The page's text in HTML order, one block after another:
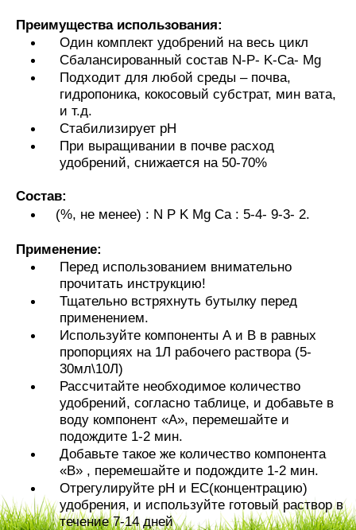
Преимущества использования:
Один комплект удобрений на весь цикл
Сбалансированный состав N-P- K-Ca- Mg
Подходит для любой среды – почва,
гидропоника, кокосовый субстрат, мин вата,
и т.д.
Стабилизирует рН
При выращивании в почве расход
удобрений, снижается на 50-70%
Состав:
(%, не менее) : N P K Mg Ca : 5-4- 9-3- 2.
Применение:
Перед использованием внимательно
прочитать инструкцию!
Тщательно встряхнуть бутылку перед
применением.
Используйте компоненты А и В в равных
пропорциях на 1Л рабочего раствора (5-
30мл\10Л)
Рассчитайте необходимое количество
удобрений, согласно таблице, и добавьте в
воду компонент «А», перемешайте и
подождите 1-2 мин.
Добавьте такое же количество компонента
«В» , перемешайте и подождите 1-2 мин.
Отрегулируйте рН и ЕС(концентрацию)
удобрения, и используйте готовый раствор в
течение 7-14 дней